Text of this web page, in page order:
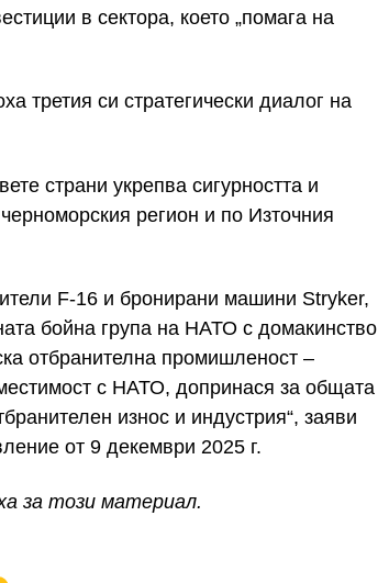
в сектора, което „помага на
третия си стратегически диалог на
страни укрепва сигурността и
регион и по Източния
F-16 и бронирани машини Stryker,
бойна група на НАТО с домакинство
отбранителна промишленост –
с НАТО, допринася за общата
износ и индустрия“, заяви
от 9 декември 2025 г.
за този материал.